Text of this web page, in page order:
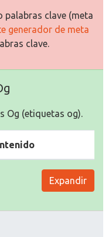
palabras clave (meta
generador de meta
clave.
Og (etiquetas og).
Expandir